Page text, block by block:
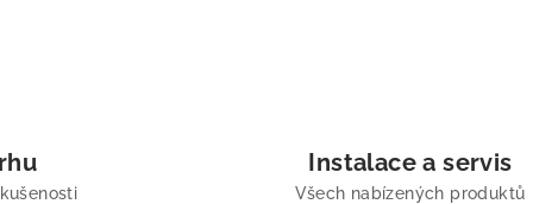
Instalace a servis
Všech nabízených produktů